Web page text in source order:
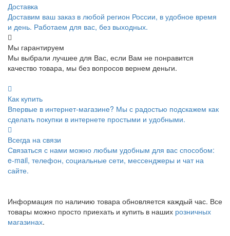
Доставка
Доставим ваш заказ в любой регион России, в удобное время
и день. Работаем для вас, без выходных.
Мы гарантируем
Мы выбрали лучшее для Вас, если Вам не понравится
качество товара, мы без вопросов вернем деньги.
Как купить
Впервые в интернет-магазине? Мы с радостью подскажем как
сделать покупки в интернете простыми и удобными.
Всегда на связи
Связаться с нами можно любым удобным для вас способом:
e-mail, телефон, социальные сети, мессенджеры и чат на
сайте.
Информация по наличию товара обновляется каждый час. Все
товары можно просто приехать и купить в наших розничных
магазинах.